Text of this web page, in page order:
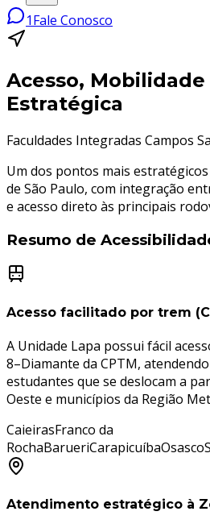
1Fale Conosco
Acesso,
Estratégica
Faculdades Integradas Campos
Um dos pontos mais
de São Paulo, com integração
e acesso direto às principais
Resumo de
Acesso facilitado por trem
A Unidade Lapa possui fácil
8–Diamante da CPTM,
estudantes que se deslocam a
Oeste e municípios da Região
CaieirasFranco da
RochaBarueriCarapicuíbaOsasco
Atendimento estratégico à